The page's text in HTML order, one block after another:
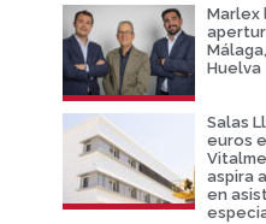
Marlex
Huelva
Salas
euros
aspira
en